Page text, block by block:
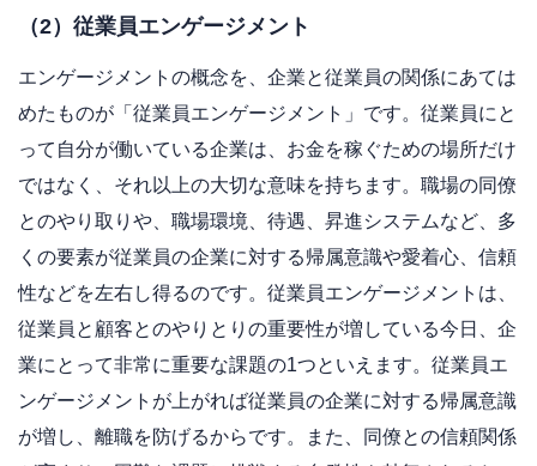
（2）従業員エンゲージメント
エンゲージメントの概念を、企業と従業員の関係にあては
めたものが「従業員エンゲージメント」です。従業員にと
って自分が働いている企業は、お金を稼ぐための場所だけ
ではなく、それ以上の大切な意味を持ちます。職場の同僚
とのやり取りや、職場環境、待遇、昇進システムなど、多
くの要素が従業員の企業に対する帰属意識や愛着心、信頼
性などを左右し得るのです。従業員エンゲージメントは、
従業員と顧客とのやりとりの重要性が増している今日、企
業にとって非常に重要な課題の1つといえます。従業員エ
ンゲージメントが上がれば従業員の企業に対する帰属意識
が増し、離職を防げるからです。また、同僚との信頼関係